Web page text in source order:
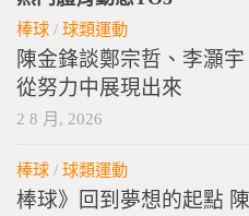
棒球 / 球類運動
陳金鋒談鄭宗哲、李灝
從努力中展現出來
2 8 月, 2026
棒球 / 球類運動
棒球》回到夢想的起點